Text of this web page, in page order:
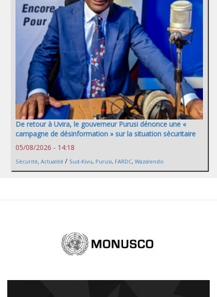
De retour à Uvira, le gouverneur Purusi dénonce une «
campagne de désinformation » sur la situation sécuritaire
05/08/2026 - 14:18
Sécurité, Actualité / Sud-Kivu, Purusi, FARDC, Wazalendo